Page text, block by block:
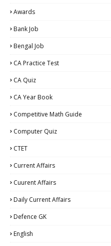
Awards
Bank Job
Bengal Job
CA Practice Test
CA Quiz
CA Year Book
Competitive Math Guide
Computer Quiz
CTET
Current Affairs
Cuurent Affairs
Daily Current Affairs
Defence GK
English